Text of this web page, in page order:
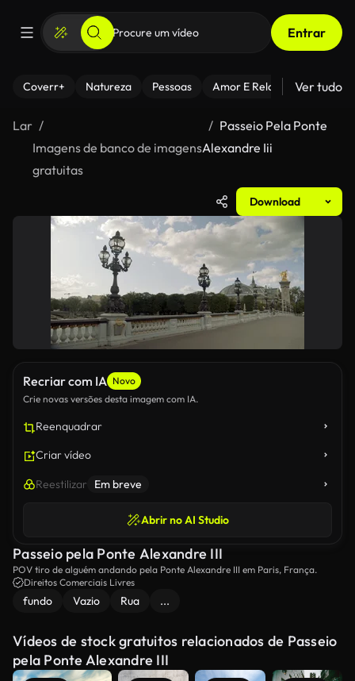
Entrar
Coverr+ Natureza Pessoas Amor E Relacionamentos
Ver tudo
Lar
Imagens de banco de imagens
gratuitas
Passeio Pela Ponte
Alexandre Iii
Download
Recriar com IA Novo
Crie novas versões desta imagem com IA.
Reenquadrar
Criar vídeo
Reestilizar Em breve
Abrir no AI Studio
Passeio pela Ponte Alexandre III
POV tiro de alguém andando pela Ponte Alexandre III em Paris, França.
Direitos Comerciais Livres
fundo Vazio Rua ...
Vídeos de stock gratuitos relacionados de Passeio
pela Ponte Alexandre III